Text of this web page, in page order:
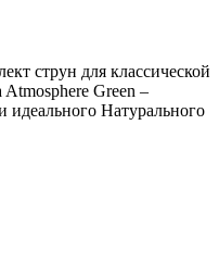
струн для классической
Green –
Натурального